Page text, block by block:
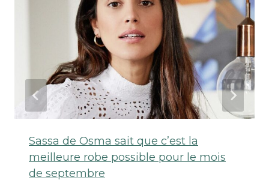
Sassa de Osma sait que c’est la
meilleure robe possible pour le mois
de septembre